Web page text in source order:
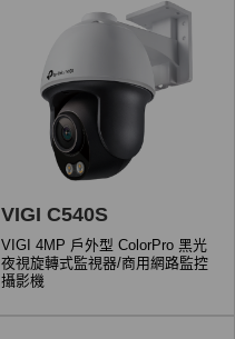
VIGI C540S
VIGI 4MP 戶外型 ColorPro 黑光
夜視旋轉式監視器/商用網路監控
攝影機